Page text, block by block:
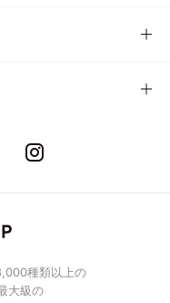
種類以上の
大級の